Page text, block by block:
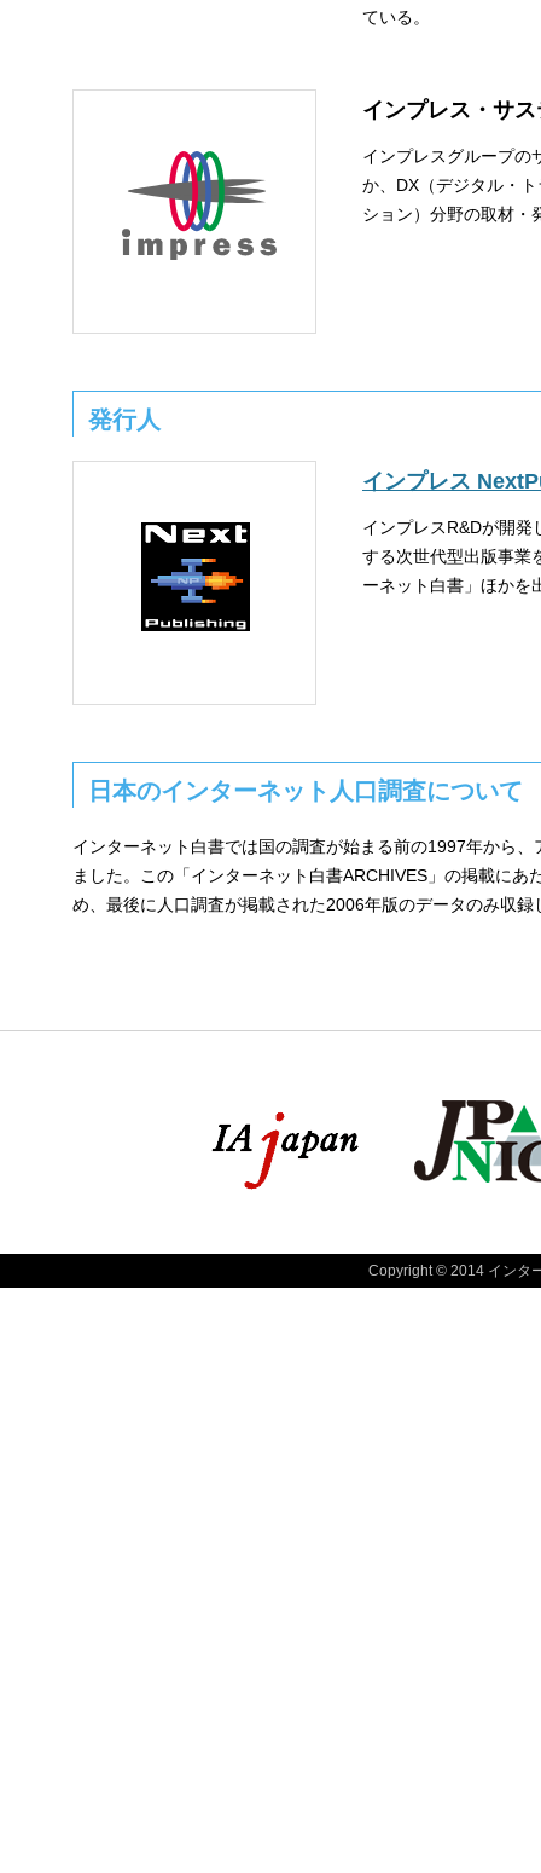
ている。
インプレス・サ
インプレスグループの
か、DX（デジタル・
ション）分野の取材・
発行人
インプレス
インプレスR&Dが開
する次世代型出版事業
ーネット白書」ほかを
日本のインターネット人口調査について
インターネット白書では国の調査が始まる前の1997年から
ました。この「インターネット白書ARCHIVES」の掲載に
め、最後に人口調査が掲載された2006年版のデータのみ収録
Copyright © 2014 インタ